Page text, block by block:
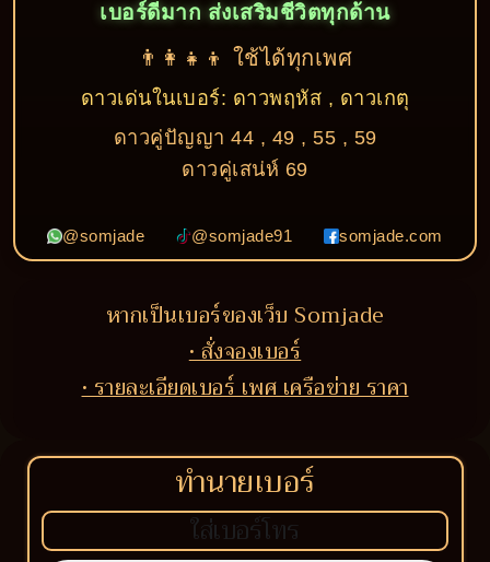
เบอร์ดีมาก ส่งเสริมชีวิตทุกด้าน
👨‍👩‍👧‍👦 ใช้ได้ทุกเพศ
ดาวเด่นในเบอร์: ดาวพฤหัส , ดาวเกตุ
ดาวคู่ปัญญา 44 , 49 , 55 , 59
ดาวคู่เสน่ห์ 69
@somjade @somjade91 somjade.com
หากเป็นเบอร์ของเว็บ Somjade
• สั่งจองเบอร์
• รายละเอียดเบอร์ เพศ เครือข่าย ราคา
ทำนายเบอร์